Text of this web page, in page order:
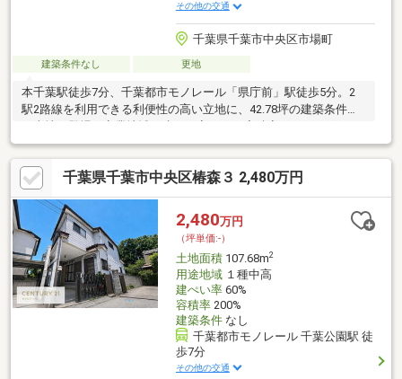
その他の交通
千葉県千葉市中央区市場町
建築条件なし 更地
本千葉駅徒歩7分、千葉都市モノレール「県庁前」駅徒歩5分。2
駅2路線を利用できる利便性の高い立地に、42.78坪の建築条件な
シャルを活かし、店舗・事務所・アパート用地としてもご検討い
ただけます。東側約10.9mの公道に面した整形に近い使いやすい
土地形状も魅力。JR「千葉」駅へもバス11分。駅近で土地活用を
お考えの方、事業用地をお探しの方はぜひ一度現地をご覧くださ
い。弊社スタッフがお客様の不安点を一つ一つ解消し、ご満足い
ただけるご提案をさせて頂きます!皆様のお問合せお待ちしており
ます。
千葉県千葉市中央区椿森３ 2,480万円
2,480万円
（坪単価:-）
土地面積107.68m2
用途地域１種中高
建ぺい率60%
容積率200%
建築条件なし
千葉都市モノレール 千葉公園駅 徒
歩7分
その他の交通